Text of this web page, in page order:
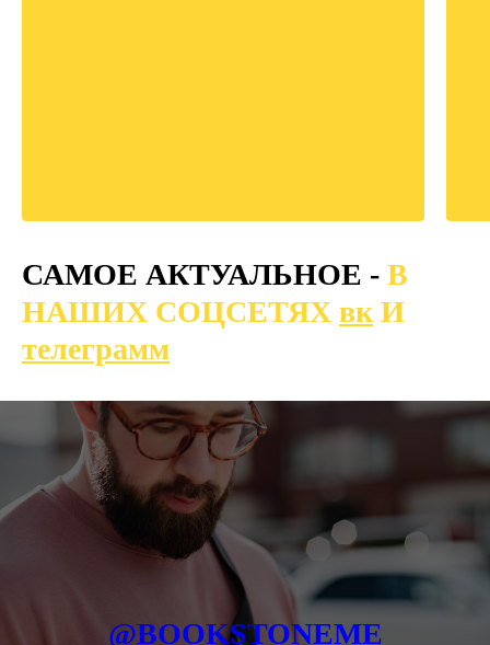
САМОЕ АКТУАЛЬНОЕ - В
НАШИХ СОЦСЕТЯХ вк И
телеграмм
@BOOKSTONEME